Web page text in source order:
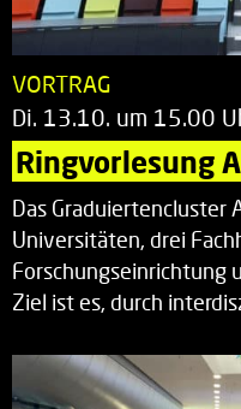
VORTRAG
Di. 13.10. um 15.00
Ringvorlesung
Das Graduiertencluster
Universitäten, drei
Forschungseinrichtung
Ziel ist es, durch